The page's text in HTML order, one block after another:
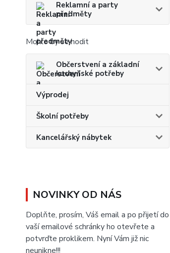
Reklamní a party
předměty
Mohlo by se hodit
Občerstvení a základní
kuchyňské potřeby
Výprodej
Školní potřeby
Kancelářský nábytek
NOVINKY OD NÁS
Doplňte, prosím, Váš email a po přijetí do
vaší emailové schránky ho otevřete a
potvrďte proklikem. Nyní Vám již nic
neunikne!!!